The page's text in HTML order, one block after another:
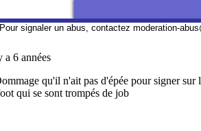
Pour signaler un abus, contactez moderation-